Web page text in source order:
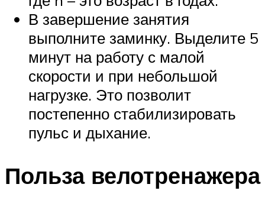
В завершение занятия
выполните заминку. Выделите 5
минут на работу с малой
скорости и при небольшой
нагрузке. Это позволит
постепенно стабилизировать
пульс и дыхание.
Польза велотренажера